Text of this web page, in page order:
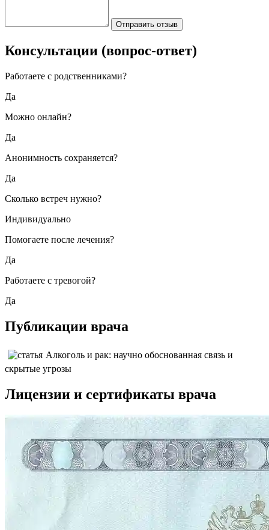
Отправить отзыв
Консультации (вопрос-ответ)
Работаете с родственниками?
Да
Можно онлайн?
Да
Анонимность сохраняется?
Да
Сколько встреч нужно?
Индивидуально
Помогаете после лечения?
Да
Работаете с тревогой?
Да
Публикации врача
Алкоголь и рак: научно обоснованная связь и
скрытые угрозы
Лицензии и сертификаты врача